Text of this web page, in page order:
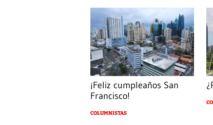
¡Feliz cumpleaños San
Francisco!
COLUMNISTAS